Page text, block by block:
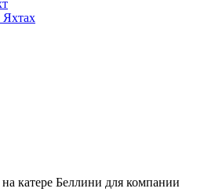
катере Беллини для компании